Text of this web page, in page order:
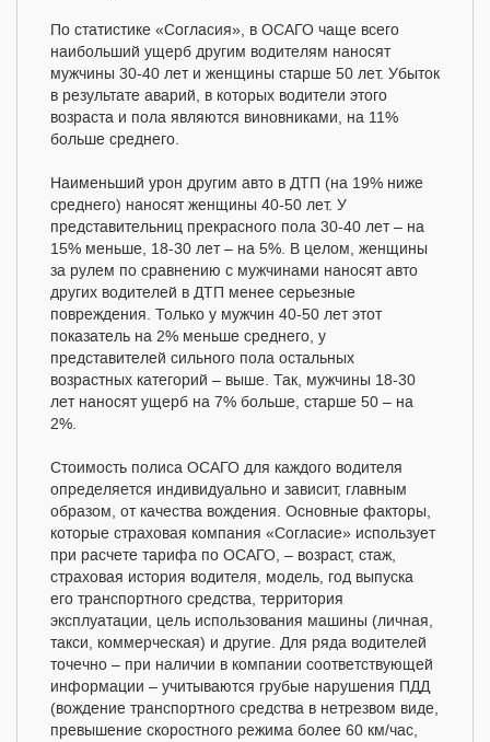
По статистике «Согласия», в ОСАГО чаще всего
наибольший ущерб другим водителям наносят
мужчины 30-40 лет и женщины старше 50 лет. Убыток
в результате аварий, в которых водители этого
возраста и пола являются виновниками, на 11%
больше среднего.
Наименьший урон другим авто в ДТП (на 19% ниже
среднего) наносят женщины 40-50 лет. У
представительниц прекрасного пола 30-40 лет – на
15% меньше, 18-30 лет – на 5%. В целом, женщины
за рулем по сравнению с мужчинами наносят авто
других водителей в ДТП менее серьезные
повреждения. Только у мужчин 40-50 лет этот
показатель на 2% меньше среднего, у
представителей сильного пола остальных
возрастных категорий – выше. Так, мужчины 18-30
лет наносят ущерб на 7% больше, старше 50 – на
2%.
Стоимость полиса ОСАГО для каждого водителя
определяется индивидуально и зависит, главным
образом, от качества вождения. Основные факторы,
которые страховая компания «Согласие» использует
при расчете тарифа по ОСАГО, – возраст, стаж,
страховая история водителя, модель, год выпуска
его транспортного средства, территория
эксплуатации, цель использования машины (личная,
такси, коммерческая) и другие. Для ряда водителей
точечно – при наличии в компании соответствующей
информации – учитываются грубые нарушения ПДД
(вождение транспортного средства в нетрезвом виде,
превышение скоростного режима более 60 км/час,